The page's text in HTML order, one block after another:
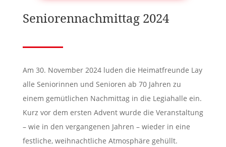
Seniorennachmittag 2024
Am 30. November 2024 luden die Heimatfreunde Lay
alle Seniorinnen und Senioren ab 70 Jahren zu
einem gemütlichen Nachmittag in die Legiahalle ein.
Kurz vor dem ersten Advent wurde die Veranstaltung
– wie in den vergangenen Jahren – wieder in eine
festliche, weihnachtliche Atmosphäre gehüllt.